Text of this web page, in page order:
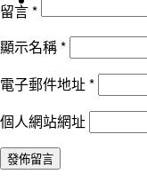
留言*
顯示名稱*
電子郵件地址*
個人網站網址